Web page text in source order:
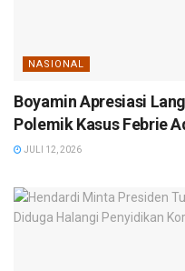
NASIONAL
Boyamin Apresiasi
Polemik Kasus Febrie
JULI 12, 2026